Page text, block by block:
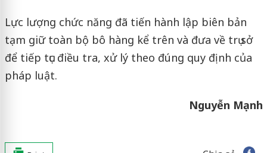
Lực lượng chức năng đã tiến hành lập biên bản
tạm giữ toàn bộ bô hàng kể trên và đưa về trụ sở
để tiếp tục điều tra, xử lý theo đúng quy định của
pháp luật.
Nguyễn Mạnh